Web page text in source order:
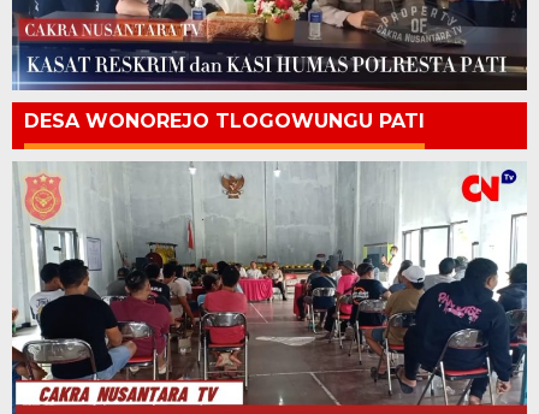
DESA WONOREJO TLOGOWUNGU PATI